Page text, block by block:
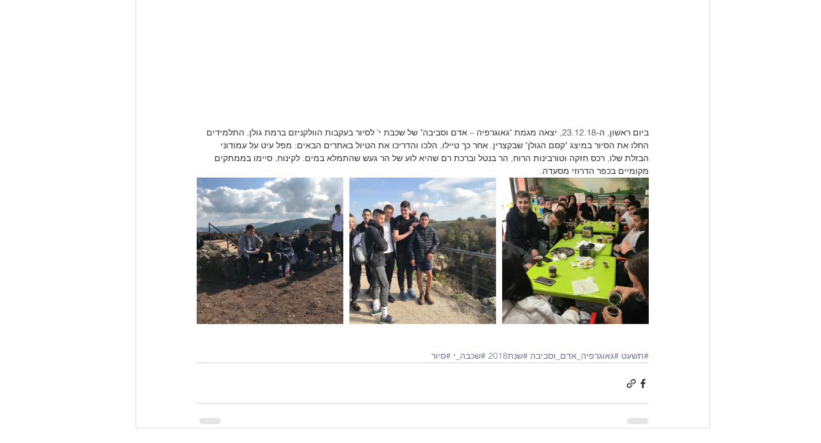
ביום ראשון, ה-23.12.18, יצאה מגמת "גאוגרפיה – אדם וסביבה" של שכבת י' לסיור בעקבות הוולקניזם ברמת גולן. התלמידים
החלו את הסיור במיצג "קסם הגולן" שבקצרין. אחר כך טיילו, הלכו והדריכו את הטיול באתרים הבאים: מפל עיט על עמודוני
הבזלת שלו, רכס חזקה וטורבינות הרוח, הר בנטל וברכת רם שהיא לוע של הר געש שהתמלא במים. לקינוח, סיימו בממתקים
מקומיים בכפר הדרוזי מסעדה.
#תשעט #גאוגרפיה_אדם_וסביבה #שנת2018 #שכבה_י #סיור